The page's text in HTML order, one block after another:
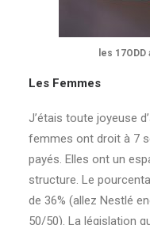
les
Les Femmes
J’étais toute joyeuse
femmes ont droit à 7
payés. Elles ont un
structure. Le
de 36% (allez Nestlé
50/50). La législation